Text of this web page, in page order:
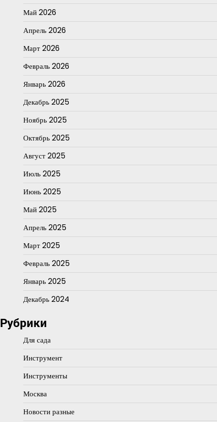
Май 2026
Апрель 2026
Март 2026
Февраль 2026
Январь 2026
Декабрь 2025
Ноябрь 2025
Октябрь 2025
Август 2025
Июль 2025
Июнь 2025
Май 2025
Апрель 2025
Март 2025
Февраль 2025
Январь 2025
Декабрь 2024
Рубрики
Для сада
Инструмент
Инструменты
Москва
Новости разные